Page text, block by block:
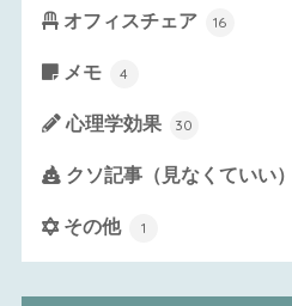
オフィスチェア 16
メモ 4
心理学効果 30
クソ記事（見なくていい）
その他 1